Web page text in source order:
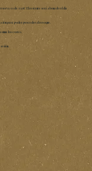
es de 150€ El restante será abonado el día
para poder proceder al retoque.
los costes.